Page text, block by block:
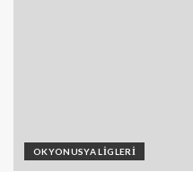
OKYONUSYA LİGLERİ